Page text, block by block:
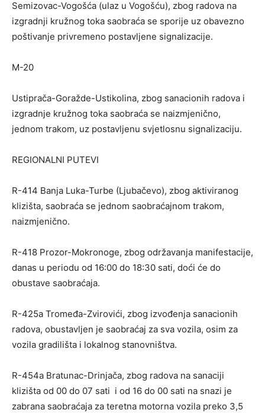
Semizovac-Vogošća (ulaz u Vogošću), zbog radova na
izgradnji kružnog toka saobraća se sporije uz obavezno
poštivanje privremeno postavljene signalizacije.
M-20
Ustiprača-Goražde-Ustikolina, zbog sanacionih radova i
izgradnje kružnog toka saobraća se naizmjenično,
jednom trakom, uz postavljenu svjetlosnu signalizaciju.
REGIONALNI PUTEVI
R-414 Banja Luka-Turbe (Ljubačevo), zbog aktiviranog
klizišta, saobraća se jednom saobraćajnom trakom,
naizmjenično.
R-418 Prozor-Mokronoge, zbog održavanja manifestacije,
danas u periodu od 16:00 do 18:30 sati, doći će do
obustave saobraćaja.
R-425a Tromeđa-Zvirovići, zbog izvođenja sanacionih
radova, obustavljen je saobraćaj za sva vozila, osim za
vozila gradilišta i lokalnog stanovništva.
R-454a Bratunac-Drinjača, zbog radova na sanaciji
klizišta od 00 do 07 sati i od 16 do 00 sati na snazi je
zabrana saobraćaja za teretna motorna vozila preko 3,5